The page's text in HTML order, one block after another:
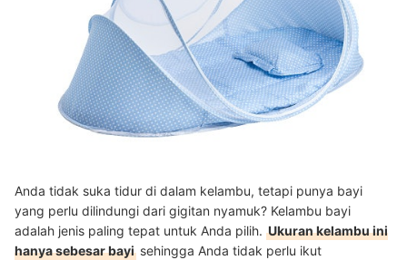
Anda tidak suka tidur di dalam kelambu, tetapi punya bayi
yang perlu dilindungi dari gigitan nyamuk? Kelambu bayi
adalah jenis paling tepat untuk Anda pilih. Ukuran kelambu ini
hanya sebesar bayi sehingga Anda tidak perlu ikut